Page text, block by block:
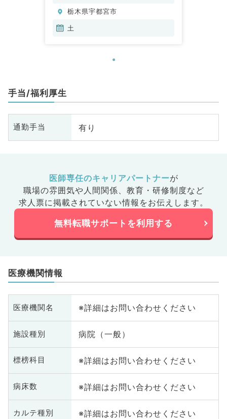
栃木県宇都宮市
土
手当/福利厚生
通勤手当 有り
医師専任のキャリアパートナーが
職場の雰囲気や人間関係、 教育・研修制度など
求人票に掲載されていない情報をお伝えします。
無料転職サポートを利用する
医療機関情報
医療機関名 ※詳細はお問い合わせください
施設種別 病院（一般）
標榜科目 ※詳細はお問い合わせください
病床数 ※詳細はお問い合わせください
カルテ種別 ※詳細はお問い合わせください